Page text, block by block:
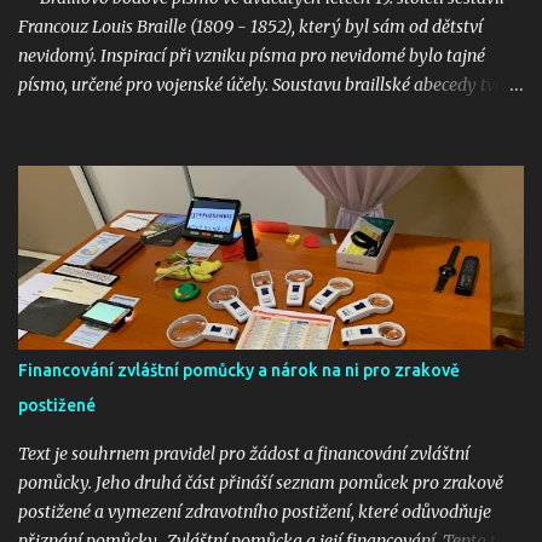
Protože: „Ustanovení § 37 odst. 1 zákona o lé...
Francouz Louis Braille (1809 - 1852), který byl sám od dětství
nevidomý. Inspirací při vzniku písma pro nevidomé bylo tajné
písmo, určené pro vojenské účely. Soustavu braillské abecedy tvoří
definovanou velikost, vzájemnou vzdálenost a polohu tak, aby vše
odpovídalo fyziologii hmatového vnímání. Písmo je tištěno
reliéfně, a tak je čitelné hmatem. Bodovým písmem jsou tištěny
knihy a časopisy. Písmo je dnes rozšířeno po celém světě a jeho
využití je všestranné. Vedle písmen a číslic je možné zaznamenat
interpunkční znaménka, značky matematické, fyzikální, chemické
a astronomické, ale také celý systém notového zápisu nebo
šachovou notaci. Bodové písmo je využíváno i při práci s
počítačem, kdy se na tzv. braillském řádku objevují informace z
Financování zvláštní pomůcky a nárok na ni pro zrakově
postižené
Text je souhrnem pravidel pro žádost a financování zvláštní
pomůcky. Jeho druhá část přináší seznam pomůcek pro zrakově
postižené a vymezení zdravotního postižení, které odůvodňuje